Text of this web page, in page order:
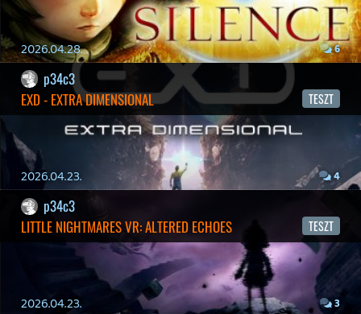
2026.04.03. 4
Necroman Mk2
MY FRIEND PEPPA PIG
BACKLOG
2026.03.29. 2
liquid
MINDEN IDŐK LEGJOBB INTRÓI #2
2026.03.27.
MINDEN IDŐK LEGJOBB INTRÓI #1
Információk Oké, értem és elfogadom!